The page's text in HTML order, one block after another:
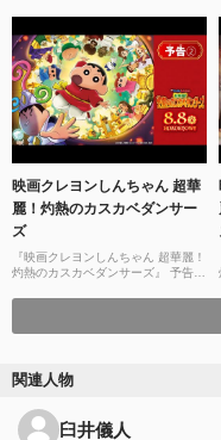
映画クレヨンしんちゃん 超華
麗！灼熱のカスカベダンサー
ズ
『映画クレヨンしんちゃん 超華麗！
灼熱のカスカベダンサーズ』 予告
関連人物
臼井儀人